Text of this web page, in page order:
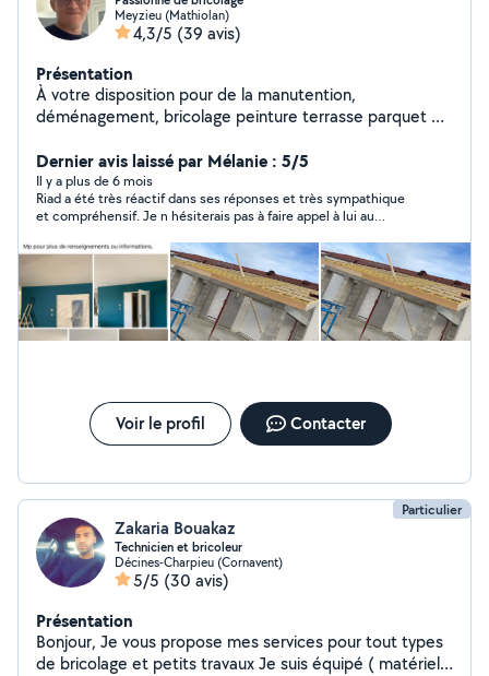
Meyzieu (Mathiolan)
4,3/5 (39 avis)
Présentation
À votre disposition pour de la manutention,
déménagement, bricolage peinture terrasse parquet et
Dernier avis laissé par Mélanie : 5/5
Il y a plus de 6 mois
Riad a été très réactif dans ses réponses et très sympathique
et compréhensif. Je n hésiterais pas à faire appel à lui au
Voir le profil Contacter
Particulier
Zakaria Bouakaz
Technicien et bricoleur
Décines-Charpieu (Cornavent)
5/5 (30 avis)
Présentation
Bonjour, Je vous propose mes services pour tout types
de bricolage et petits travaux Je suis équipé ( matériel